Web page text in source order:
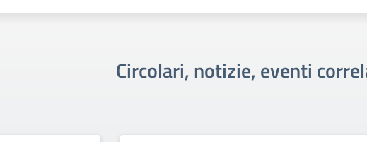
Circolari, notizie, eventi